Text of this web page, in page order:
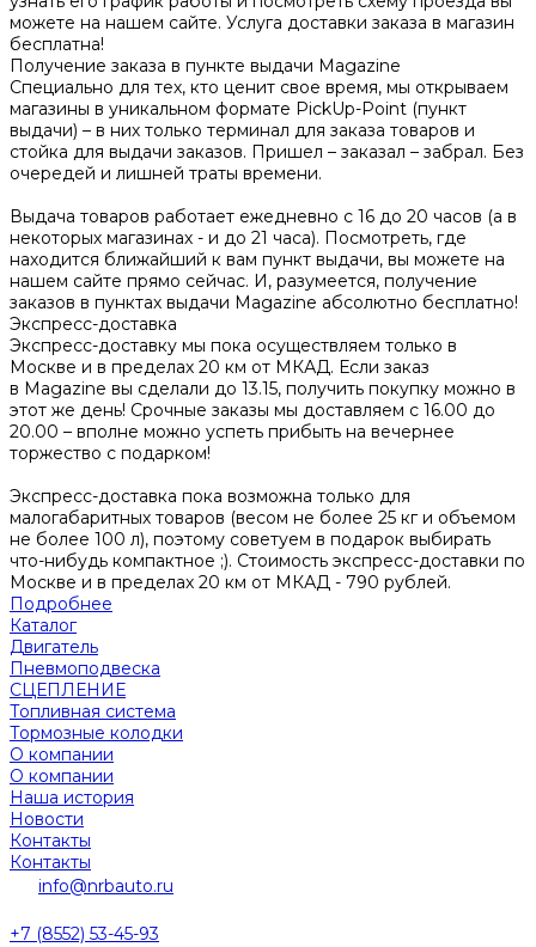
можете на нашем сайте. Услуга доставки заказа в магазин
бесплатна!
Получение заказа в пункте выдачи Magazine
Специально для тех, кто ценит свое время, мы открываем
магазины в уникальном формате PickUp-Point (пункт
выдачи) – в них только терминал для заказа товаров и
стойка для выдачи заказов. Пришел – заказал – забрал. Без
очередей и лишней траты времени.
Выдача товаров работает ежедневно с 16 до 20 часов (а в
некоторых магазинах - и до 21 часа). Посмотреть, где
находится ближайший к вам пункт выдачи, вы можете на
нашем сайте прямо сейчас. И, разумеется, получение
заказов в пунктах выдачи Magazine абсолютно бесплатно!
Экспресс-доставка
Экспресс-доставку мы пока осуществляем только в
Москве и в пределах 20 км от МКАД. Если заказ
в Magazine вы сделали до 13.15, получить покупку можно в
этот же день! Срочные заказы мы доставляем с 16.00 до
20.00 – вполне можно успеть прибыть на вечернее
торжество с подарком!
Экспресс-доставка пока возможна только для
малогабаритных товаров (весом не более 25 кг и объемом
не более 100 л), поэтому советуем в подарок выбирать
что-нибудь компактное ;). Стоимость экспресс-доставки по
Москве и в пределах 20 км от МКАД - 790 рублей.
Подробнее
Каталог
Двигатель
Пневмоподвеска
СЦЕПЛЕНИЕ
Топливная система
Тормозные колодки
О компании
О компании
Наша история
Новости
Контакты
Контакты
info@nrbauto.ru
+7 (8552) 53-45-93